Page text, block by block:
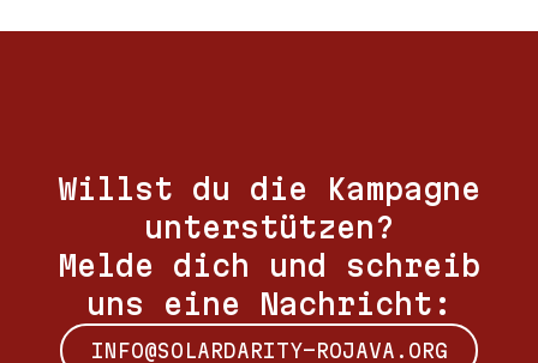
Willst du die Kampagne
unterstützen?
Melde dich und schreib
uns eine Nachricht:
INFO@SOLARDARITY-ROJAVA.ORG